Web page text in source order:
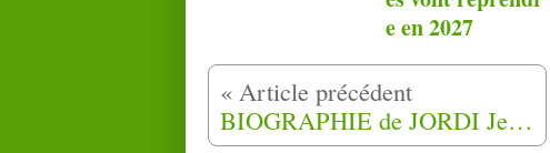
e en 2027
BIOGRAPHIE de JORDI Jean-Jacques Par Michel Delenclos